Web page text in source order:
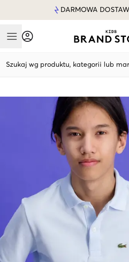
DARMOWA
Mobile Menu
Szukaj wg produktu, kategorii lub